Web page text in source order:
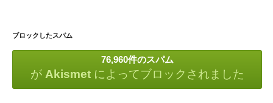
ブロックしたスパム
76,960件のスパム
が Akismetによってブロックされました